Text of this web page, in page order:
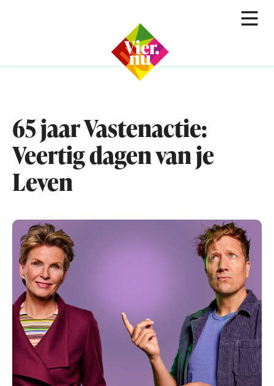
65 jaar Vastenactie:
Veertig dagen van je
Leven